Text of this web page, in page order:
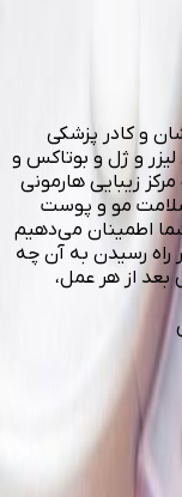
و کادر پزشکی
لیزر و ژل و بوتاکس و
زیبایی هارمونی
سلامت مو و پوست
اطمینان می‌دهیم
راه رسیدن به آن چه
بعد از هر عمل،